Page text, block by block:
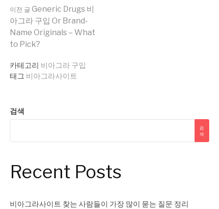
더
보
기
이전 글 Generic Drugs 비
아그라 구입 Or Brand-
Name Originals – What
to Pick?
카테고리 비아그라 구입
태그 비아그라사이트
검색
검
색
Recent Posts
비아그라사이트 찾는 사람들이 가장 많이 묻는 질문 정리